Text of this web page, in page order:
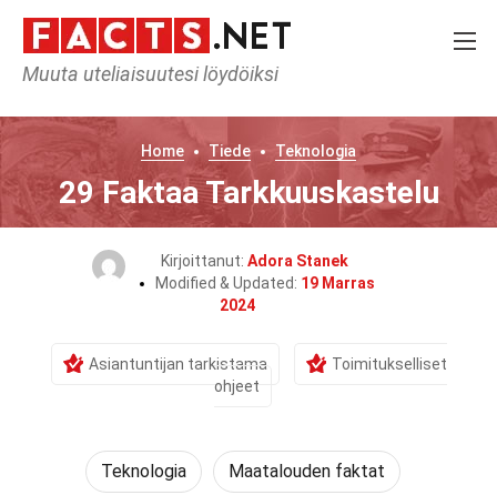
Muuta uteliaisuutesi löydöiksi
Home Tiede Teknologia
29 Faktaa Tarkkuuskastelu
Kirjoittanut: Adora Stanek
Modified & Updated: 19 Marras
2024
Asiantuntijan tarkistama
Toimitukselliset
ohjeet
Teknologia Maatalouden faktat